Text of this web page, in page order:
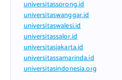
universitassorong.id
universitaswanggar.id
universitaswalesi.id
universitassalor.id
universitasjakarta.id
universitassamarinda.id
universitasindonesia.org